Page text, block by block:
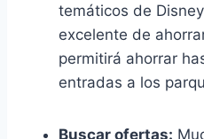
temáticos de
excelente de
permitirá ahorrar
entradas a los
Buscar ofertas: